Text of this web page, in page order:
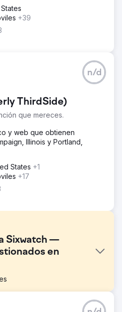
+39
ThirdSide)
que mereces.
n/d
y web que obtienen
Illinois y Portland,
States +1
+17
Sixwatch —
en